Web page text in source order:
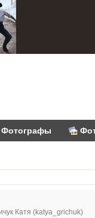
Фотографы
Катя (katya_grichuk)